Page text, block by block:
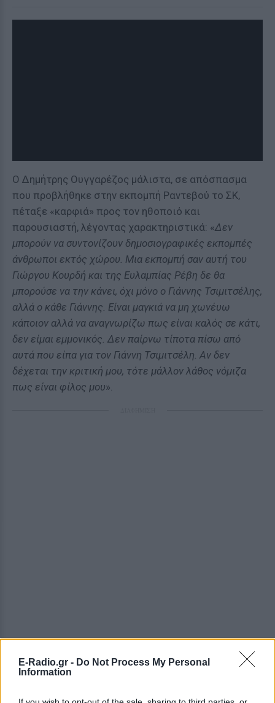
E-Radio.gr - Do Not Process My Personal
Information
Ο Δημήτρης Ουγγαρέζος μάλιστα, σε απόσπασμα
που προβλήθηκε στην εκπομπή Ραντεβού το ΣΚ,
πέταξε «καρφιά» προς τον ηθοποιό και
παρουσιαστή, λέγοντας χαρακτηριστικά: «Δεν
μπορούν να συντονίζουν δημοσιογραφικές εκπομπές
άνθρωποι εκτός χώρου. Μια εκπομπή σαν αυτή του
Γιώργου Κουρδή και της Ευλαμπίας Ρέβη δε θα
μπορούσε να την κάνει, όχι μόνο ο Γιάννης Τσιμιτσέλης,
αλλά ο κάθε Γιάννης. Είναι μαγκιά να μη χωνέυω
κάποιον αλλά να αναγνωρίζω πως είναι καλός σε κάτι,
δεν είμαι εμμονικός. Δεν παίρνω τίποτα πίσω από
αυτά που είπα για τον Γιάννη Τσιμιτσέλη. Αν δεν
δέχεται την κριτική μου, τότε μάλλον λάθος νόμιζα
πως είναι φίλος μου».